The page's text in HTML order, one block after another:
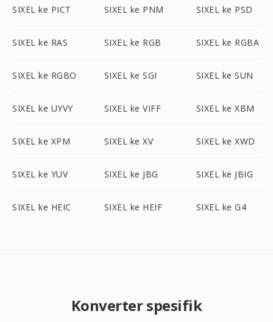
SIXEL ke PICT SIXEL ke PNM SIXEL ke PSD
SIXEL ke RAS SIXEL ke RGB SIXEL ke RGBA
SIXEL ke RGBO SIXEL ke SGI SIXEL ke SUN
SIXEL ke UYVY SIXEL ke VIFF SIXEL ke XBM
SIXEL ke XPM SIXEL ke XV SIXEL ke XWD
SIXEL ke YUV SIXEL ke JBG SIXEL ke JBIG
SIXEL ke HEIC SIXEL ke HEIF SIXEL ke G4
Konverter spesifik